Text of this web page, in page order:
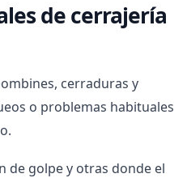
de cerrajería
cerraduras y
o problemas habituales
de golpe y otras donde el